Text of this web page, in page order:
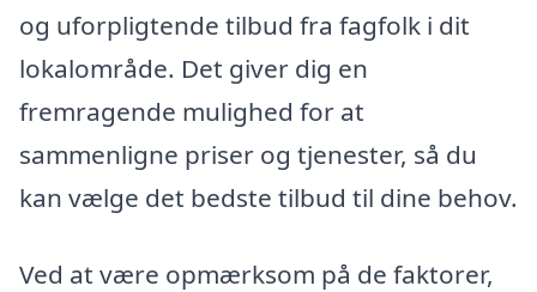
og uforpligtende tilbud fra fagfolk i dit
lokalområde. Det giver dig en
fremragende mulighed for at
sammenligne priser og tjenester, så du
kan vælge det bedste tilbud til dine behov.
Ved at være opmærksom på de faktorer,